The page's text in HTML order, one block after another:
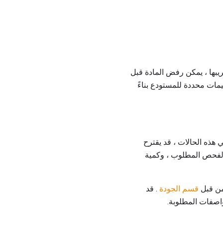
، يمكن رفض المادة قبل
محددة للمستودع بناءً
الحالات ، قد يقترح
المطلوب ، وكمية
قبل قسم الجودة . قد
المطلوبة.